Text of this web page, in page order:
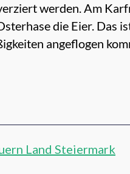
werden. Am
die Eier. Das
angeflogen
Land Steiermark